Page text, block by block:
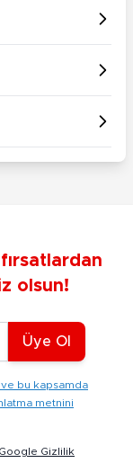
olsun!
Üye Ol
bu kapsamda
metnini
Google Gizlilik